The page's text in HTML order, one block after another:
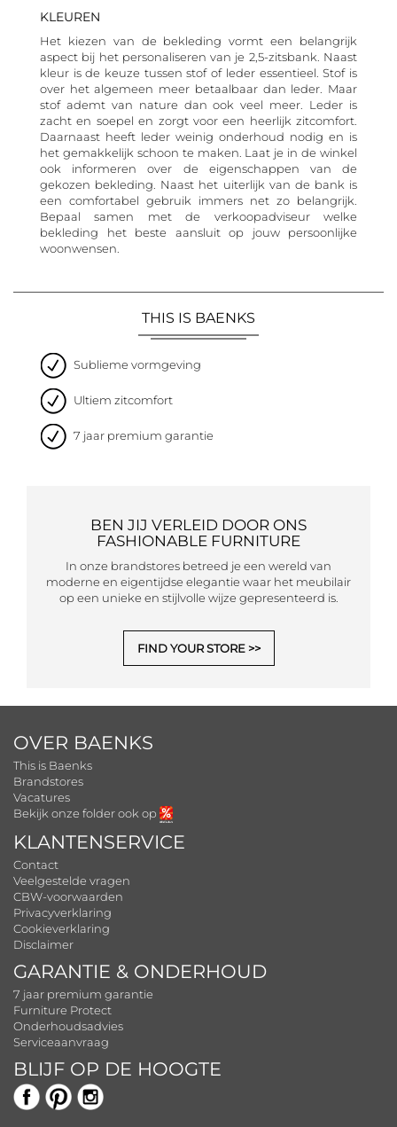
KLEUREN
Het kiezen van de bekleding vormt een belangrijk
aspect bij het personaliseren van je 2,5-zitsbank. Naast
kleur is de keuze tussen stof of leder essentieel. Stof is
over het algemeen meer betaalbaar dan leder. Maar
stof ademt van nature dan ook veel meer. Leder is
zacht en soepel en zorgt voor een heerlijk zitcomfort.
Daarnaast heeft leder weinig onderhoud nodig en is
het gemakkelijk schoon te maken. Laat je in de winkel
ook informeren over de eigenschappen van de
gekozen bekleding. Naast het uiterlijk van de bank is
een comfortabel gebruik immers net zo belangrijk.
Bepaal samen met de verkoopadviseur welke
bekleding het beste aansluit op jouw persoonlijke
woonwensen.
THIS IS BAENKS
Sublieme vormgeving
Ultiem zitcomfort
7 jaar premium garantie
BEN JIJ VERLEID DOOR ONS
FASHIONABLE FURNITURE
In onze brandstores betreed je een wereld van
moderne en eigentijdse elegantie waar het meubilair
op een unieke en stijlvolle wijze gepresenteerd is.
FIND YOUR STORE
OVER BAENKS
This is Baenks
Brandstores
Vacatures
Bekijk onze folder ook op
KLANTENSERVICE
Contact
Veelgestelde vragen
CBW-voorwaarden
Privacyverklaring
Cookieverklaring
Disclaimer
GARANTIE & ONDERHOUD
7 jaar premium garantie
Furniture Protect
Onderhoudsadvies
Serviceaanvraag
BLIJF OP DE HOOGTE